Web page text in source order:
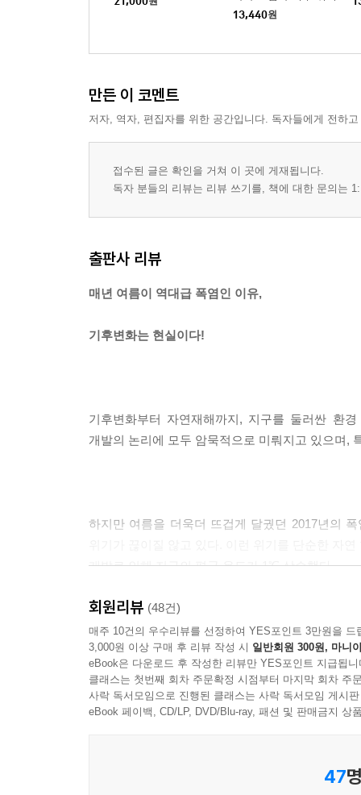
로 보는 지구 환경사
13,440원
만든 이 코멘트
저자, 역자, 편집자를 위한 공간입니다. 독자들에게 전하
접수된 글은 확인을 거쳐 이 곳에 게재됩니다.
독자 분들의 리뷰는 리뷰 쓰기를, 책에 대한 문의는
출판사 리뷰
매년 여름이 역대급 폭염인 이유,
기후변화는 현실이다!
기후변화부터 자연재해까지, 지구를 둘러싼 환
개발의 논리에 모두 암묵적으로 미뤄지고 있으며,
하지만 여름을 더욱더 뜨겁게 달궜던 2017년의
개발로 인해 지구의 평균 온도가 1℃ 상승했다.
저자는 단순한 1℃ 증가가 아닌 지구의 균형이 무
지켰던 지구에 수십 년 만에 예상 범주를 넘어선
기후변화를 둘러싼 오해와 진실을 구체적인 데
뜨거운 화두로 떠오르고 있는 사안들을 전하고 있
회원리뷰 (48건)
매주 10건의 우수리뷰를 선정하여 YES포인트 3만원을 드
3,000원 이상 구매 후 리뷰 작성 시 일반회원 300원, 마니
eBook은 다운로드 후 작성한 리뷰만 YES포인트 지급됩니
클래스는 첫번째 회차 주문확정 시점부터 마지막 회차 주
사락 독서모임으로 진행된 클래스는 사락 독서모임 게시
eBook 페이백, CD/LP, DVD/Blu-ray, 패션 및 판매금지 상
47